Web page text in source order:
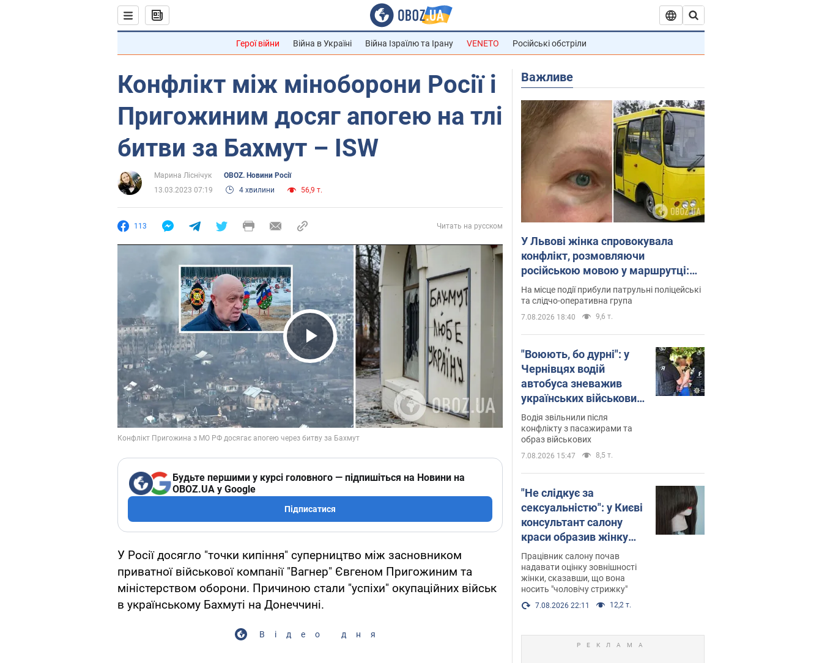
Герої війни Війна в Україні Війна Ізраїлю та Ірану VENETO Російські обстріли
Конфлікт між міноборони Росії і
Пригожиним досяг апогею на тлі
битви за Бахмут – ISW
Марина Ліснічук
OBOZ. Новини Росії
13.03.2023 07:19
4 хвилини 56,9 т.
113 Читать на русском
Play Video
Будьте першими у курсі головного — підпишіться на Новини на
OBOZ.UA у Google
Підписатися
У Росії досягло "точки кипіння" суперництво між засновником
приватної військової компанії "Вагнер" Євгеном Пригожиним та
міністерством оборони. Причиною стали "успіхи" окупаційних військ
в українському Бахмуті на Донеччині.
Відео дня
Важливе
У Львові жінка спровокувала
конфлікт, розмовляючи
російською мовою у маршрутці:
поліція склала адмінпротокол.
Відео
На місце події прибули патрульні поліцейські
та слідчо-оперативна група
7.08.2026 18:40 9,6 т.
"Воюють, бо дурні": у
Чернівцях водій
автобуса зневажив
українських військових
і поплатився. Відео
Водія звільнили після
конфлікту з пасажирами та
образ військових
7.08.2026 15:47 8,5 т.
"Не слідкує за
сексуальністю": у Києві
консультант салону
краси образив жінку
після хімієтерапії,
розгорівся скандал.
Фото
Працівник салону почав
надавати оцінку зовнішності
жінки, сказавши, що вона
носить "чоловічу стрижку"
7.08.2026 22:11 12,2 т.